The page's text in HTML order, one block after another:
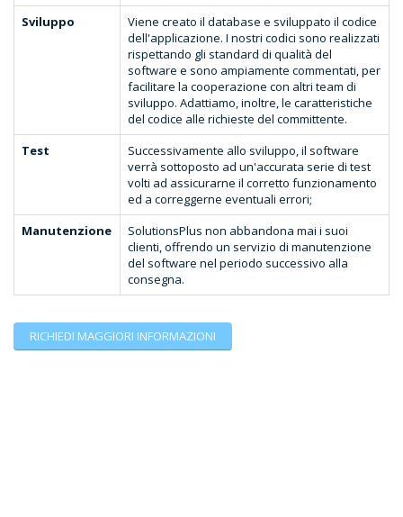
Sviluppo
Viene creato il database e sviluppato il codice
dell'applicazione. I nostri codici sono realizzati
rispettando gli standard di qualità del
software e sono ampiamente commentati, per
facilitare la cooperazione con altri team di
sviluppo. Adattiamo, inoltre, le caratteristiche
del codice alle richieste del committente.
Test
Successivamente allo sviluppo, il software
verrà sottoposto ad un'accurata serie di test
volti ad assicurarne il corretto funzionamento
ed a correggerne eventuali errori;
Manutenzione
SolutionsPlus non abbandona mai i suoi
clienti, offrendo un servizio di manutenzione
del software nel periodo successivo alla
consegna.
RICHIEDI MAGGIORI INFORMAZIONI